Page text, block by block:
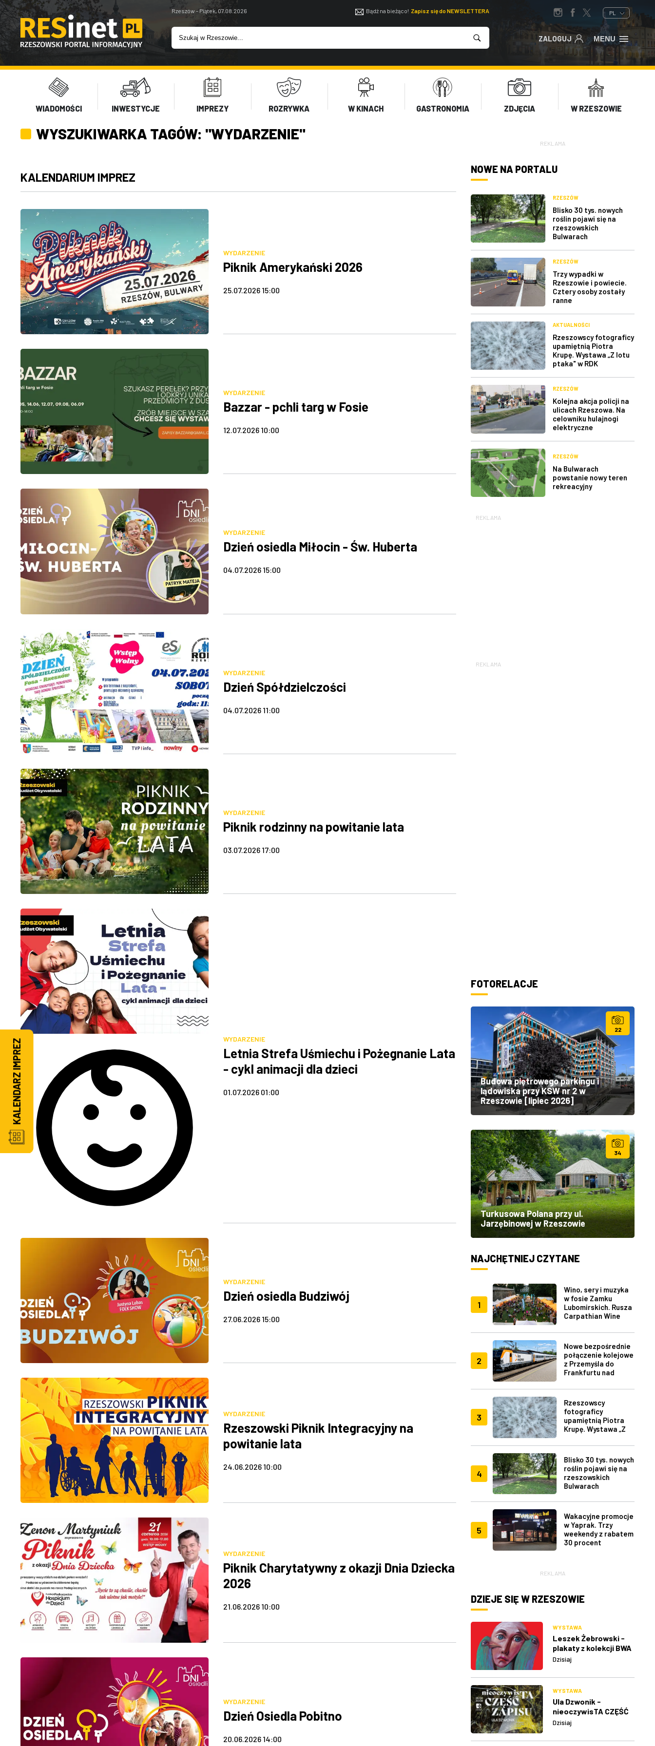
Rzeszów - Piątek, 07.08.2026 Bądź na bieżąco! Zapisz się do NEWSLETTERA PL
ZALOGUJ MENU
WIADOMOŚCI INWESTYCJE IMPREZY ROZRYWKA W KINACH GASTRONOMIA ZDJĘCIA W RZESZOWIE
WYSZUKIWARKA TAGÓW: "WYDARZENIE"
KALENDARIUM IMPREZ
WYDARZENIE
Piknik Amerykański 2026
25.07.2026 15:00
WYDARZENIE
Bazzar - pchli targ w Fosie
12.07.2026 10:00
WYDARZENIE
Dzień osiedla Miłocin - Św. Huberta
04.07.2026 15:00
WYDARZENIE
Dzień Spółdzielczości
04.07.2026 11:00
WYDARZENIE
Piknik rodzinny na powitanie lata
03.07.2026 17:00
WYDARZENIE
Letnia Strefa Uśmiechu i Pożegnanie Lata
- cykl animacji dla dzieci
01.07.2026 01:00
WYDARZENIE
Dzień osiedla Budziwój
27.06.2026 15:00
WYDARZENIE
Rzeszowski Piknik Integracyjny na
powitanie lata
24.06.2026 10:00
WYDARZENIE
Piknik Charytatywny z okazji Dnia Dziecka
2026
21.06.2026 10:00
WYDARZENIE
Dzień Osiedla Pobitno
20.06.2026 14:00
REKLAMA
NOWE NA PORTALU
RZESZÓW
Blisko 30 tys. nowych
roślin pojawi się na
rzeszowskich
Bulwarach
RZESZÓW
Trzy wypadki w
Rzeszowie i powiecie.
Cztery osoby zostały
ranne
AKTUALNOŚCI
Rzeszowscy fotograficy
upamiętnią Piotra
Krupę. Wystawa „Z lotu
ptaka" w RDK
RZESZÓW
Kolejna akcja policji na
ulicach Rzeszowa. Na
celowniku hulajnogi
elektryczne
RZESZÓW
Na Bulwarach
powstanie nowy teren
rekreacyjny
REKLAMA
REKLAMA
FOTORELACJE
22
Budowa piętrowego parkingu i
lądowiska przy KSW nr 2 w
Rzeszowie [lipiec 2026]
34
Turkusowa Polana przy ul.
Jarzębinowej w Rzeszowie
NAJCHĘTNIEJ CZYTANE
1
Wino, sery i muzyka
w fosie Zamku
Lubomirskich. Rusza
Carpathian Wine
2
Nowe bezpośrednie
połączenie kolejowe
z Przemyśla do
Frankfurtu nad
3
Rzeszowscy
fotograficy
upamiętnią Piotra
Krupę. Wystawa „Z
4
Blisko 30 tys. nowych
roślin pojawi się na
rzeszowskich
Bulwarach
5
Wakacyjne promocje
w Yaprak. Trzy
weekendy z rabatem
30 procent
REKLAMA
DZIEJE SIĘ W RZESZOWIE
WYSTAWA
Leszek Żebrowski -
plakaty z kolekcji BWA
w Rzeszowie
Dzisiaj
WYSTAWA
Ula Dzwonik -
nieoczywisTA CZĘŚĆ
ZAPISU
Dzisiaj
KALENDARZ IMPREZ